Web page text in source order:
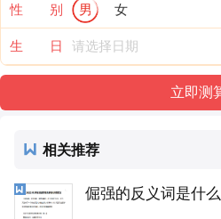
性 别 男 女
生 日
相关推荐
倔强的反义词是什么